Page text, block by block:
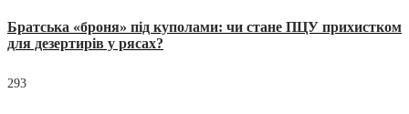
Братська «броня» під куполами: чи стане ПЦУ прихистком
для дезертирів у рясах?
293